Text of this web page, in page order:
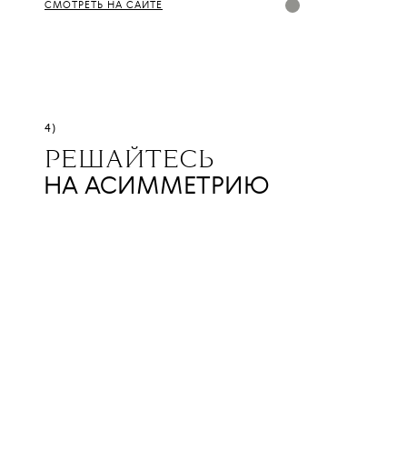
СМОТРЕТЬ НА САЙТЕ
4)
РЕШАЙТЕСЬ
НА АСИММЕТРИЮ